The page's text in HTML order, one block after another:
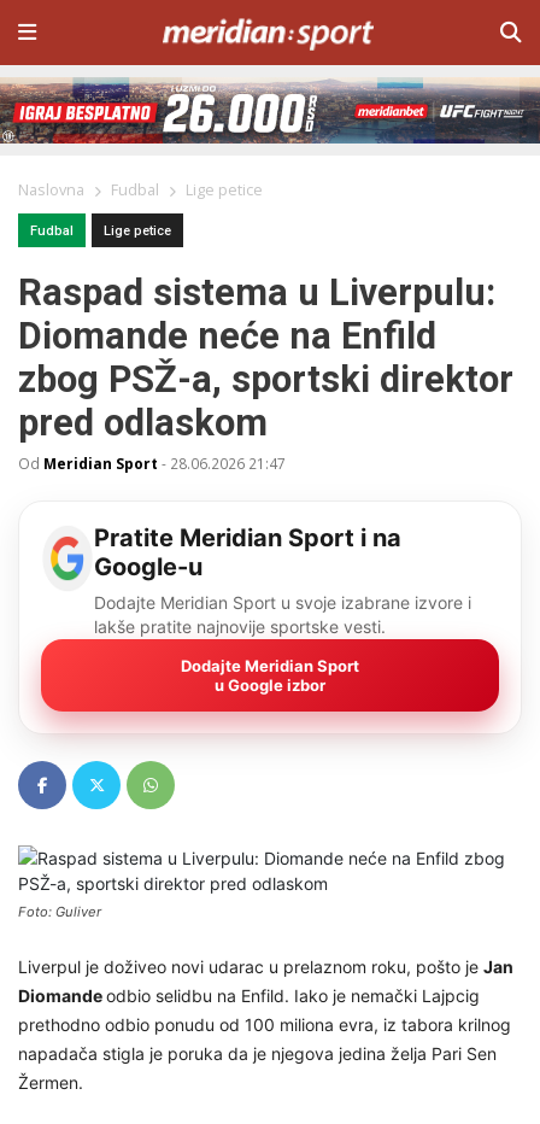
Naslovna Fudbal Lige petice
Fudbal Lige petice
Raspad sistema u Liverpulu:
Diomande neće na Enfild
zbog PSŽ-a, sportski direktor
pred odlaskom
Od Meridian Sport - 28.06.2026 21:47
Pratite Meridian Sport i na
Google-u
Dodajte Meridian Sport u svoje izabrane izvore i
lakše pratite najnovije sportske vesti.
Dodajte Meridian Sport
u Google izbor
Foto: Guliver
Liverpul je doživeo novi udarac u prelaznom roku, pošto je Jan
Diomandeodbio selidbu na Enfild. Iako je nemački Lajpcig
prethodno odbio ponudu od 100 miliona evra, iz tabora krilnog
napadača stigla je poruka da je njegova jedina želja Pari Sen
Žermen.